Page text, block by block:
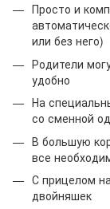
Просто и
или без него)
Родители
удобно
На
со сменной
В большую
все
С прицелом
двойняшек